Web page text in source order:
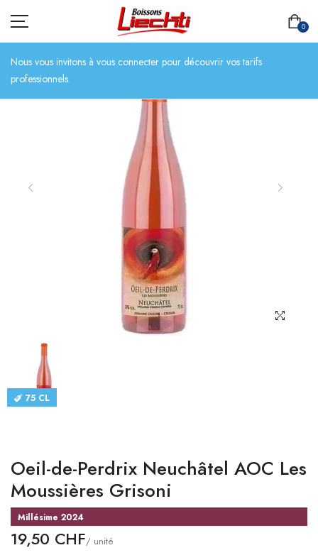
0
BIÈRES
BOISSONS SANS ALCOOL
CATALOGUES
CONTACT
Devise
Nous vous invitons à vous connecter pour découvrir vos tarifs
professionnels.
75 CL
Oeil-de-Perdrix Neuchâtel AOC Les
Moussières Grisoni
Millésime 2024
19,50 CHF/ unité